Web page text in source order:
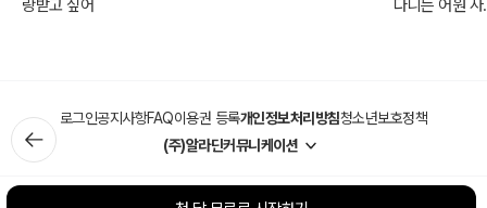
랑받고 싶어
다니는 어원 사
로그인공지사항FAQ이용권 등록개인정보처리방침청소년보호정책
(주)알라딘커뮤니케이션